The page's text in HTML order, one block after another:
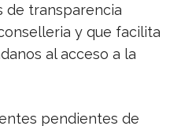
de transparencia
y que facilita
al acceso a la
pendientes de